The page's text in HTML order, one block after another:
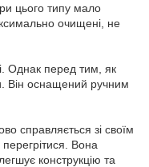
цього типу мало
очищені, не
Однак перед тим, як
Він оснащений ручним
справляється зі своїм
Вона
конструкцію та